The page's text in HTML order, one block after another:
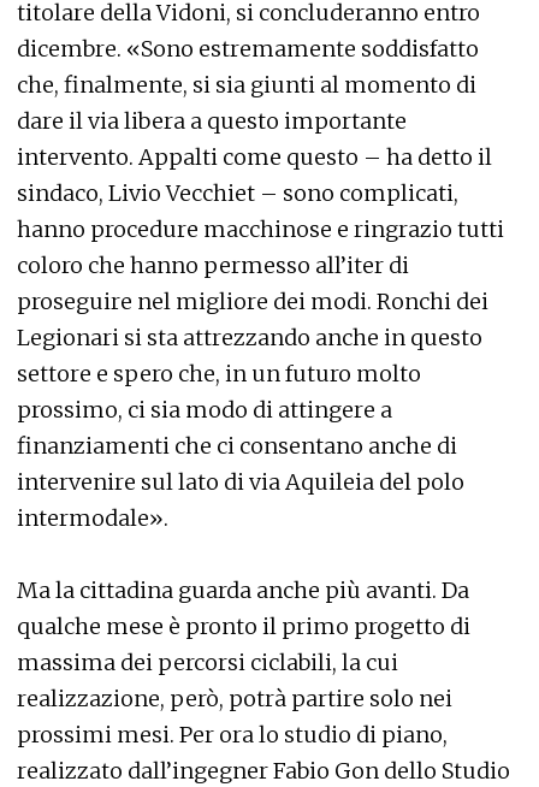
titolare della Vidoni, si concluderanno entro
dicembre. «Sono estremamente soddisfatto
che, finalmente, si sia giunti al momento di
dare il via libera a questo importante
intervento. Appalti come questo – ha detto il
sindaco, Livio Vecchiet – sono complicati,
hanno procedure macchinose e ringrazio tutti
coloro che hanno permesso all’iter di
proseguire nel migliore dei modi. Ronchi dei
Legionari si sta attrezzando anche in questo
settore e spero che, in un futuro molto
prossimo, ci sia modo di attingere a
finanziamenti che ci consentano anche di
intervenire sul lato di via Aquileia del polo
intermodale».
Ma la cittadina guarda anche più avanti. Da
qualche mese è pronto il primo progetto di
massima dei percorsi ciclabili, la cui
realizzazione, però, potrà partire solo nei
prossimi mesi. Per ora lo studio di piano,
realizzato dall’ingegner Fabio Gon dello Studio